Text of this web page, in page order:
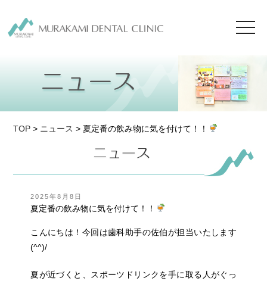
TOP > ニュース > 夏定番の飲み物に気を付けて！！
投
稿
日:
2025年8月8日
夏定番の飲み物に気を付けて！！
こんにちは！今回は歯科助手の佐伯が担当いたします
(^^)/
夏が近づくと、スポーツドリンクを手に取る人がぐっ